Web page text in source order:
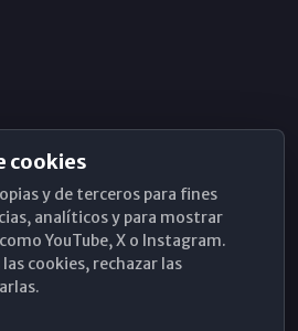
cookies
y de terceros para fines
analíticos y para mostrar
YouTube, X o Instagram.
cookies, rechazar las